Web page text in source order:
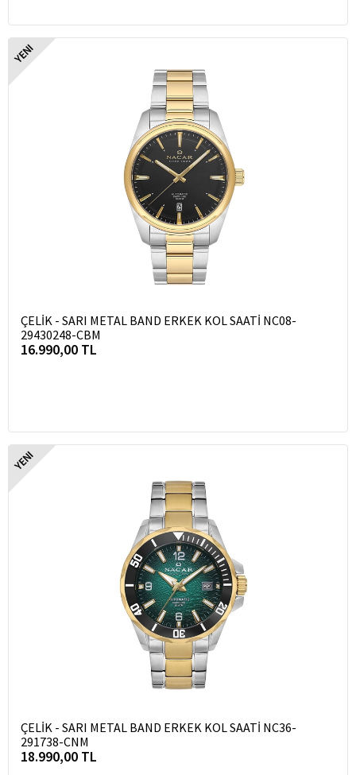
YENI
ÇELİK - SARI METAL BAND ERKEK KOL SAATİ NC08-
29430248-CBM
16.990,00 TL
YENI
ÇELİK - SARI METAL BAND ERKEK KOL SAATİ NC36-
291738-CNM
18.990,00 TL